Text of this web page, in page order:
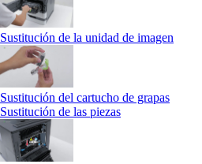
Sustitución de la unidad de imagen
Sustitución del cartucho de grapas
Sustitución de las piezas